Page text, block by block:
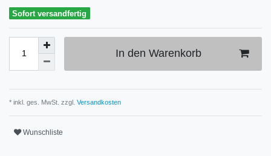
Sofort versandfertig
In den Warenkorb
* inkl. ges. MwSt. zzgl. Versandkosten
Wunschliste